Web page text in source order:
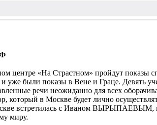
центре «На Страстном» пройдут показы
уже были показы в Вене и Граце. Девять
речи неожиданно для всех
который в Москве будет лично
встретилась с Иваном ВЫРЫПАЕВЫМ,
миру.